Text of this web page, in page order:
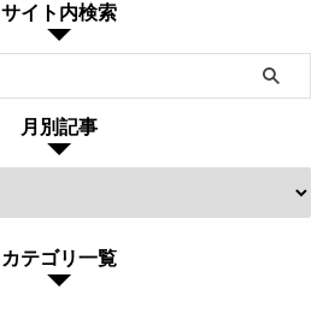
サイト内検索
月別記事
カテゴリ一覧